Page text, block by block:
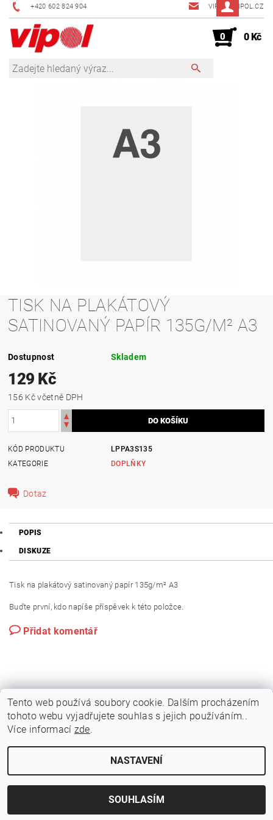
+420 602 824 904 VIPOL@VIPOL.CZ
0 0 Kč
TISK NA PLAKÁTOVÝ
SATINOVANÝ PAPÍR 135G/M² A3
Dostupnost Skladem
129 Kč
156 Kč včetně DPH
KÓD PRODUKTU
LPPA3S135
KATEGORIE
DOPLŇKY
Dotaz
POPIS
DISKUZE
Tisk na plakátový satinovaný papír 135g/m² A3
Buďte první, kdo napíše příspěvek k této položce.
Přidat komentář
PLAKÁTOVÉ RÁMY A KLAPRÁMY | VITRÍNY A NÁSTĚNKY |
STOJANY A POUTAČE
2026 © VIPOL, všechna práva vyhrazena
Vytvořil Shoptet
Tento web používá soubory cookie. Dalším procházením
tohoto webu vyjadřujete souhlas s jejich používáním..
Více informací zde.
NASTAVENÍ
SOUHLASÍM